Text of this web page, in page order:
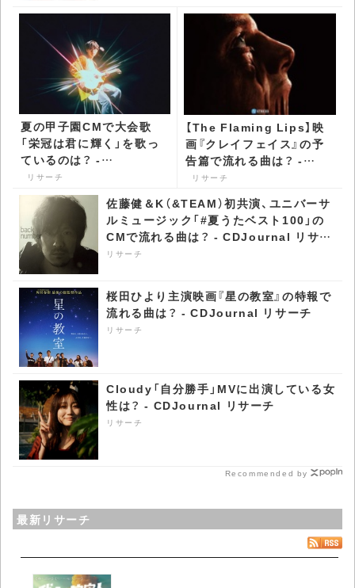
夏の甲子園CMで大会歌
「栄冠は君に輝く」を歌っ
ているのは？ -
CDJournal リサーチ
リサーチ
【The Flaming Lips】映
画『クレイフェイス』の予
告篇で流れる曲は？ -
CDJournal リサーチ
リサーチ
佐藤健＆K（&TEAM）初共演、ユニバーサ
ルミュージック「#夏うたベスト100」の
CMで流れる曲は？ - CDJournal リサー
チ
リサーチ
桜田ひより主演映画『星の教室』の特報で
流れる曲は？ - CDJournal リサーチ
リサーチ
Cloudy「自分勝手」MVに出演している女
性は？ - CDJournal リサーチ
リサーチ
Recommended by
最新リサーチ